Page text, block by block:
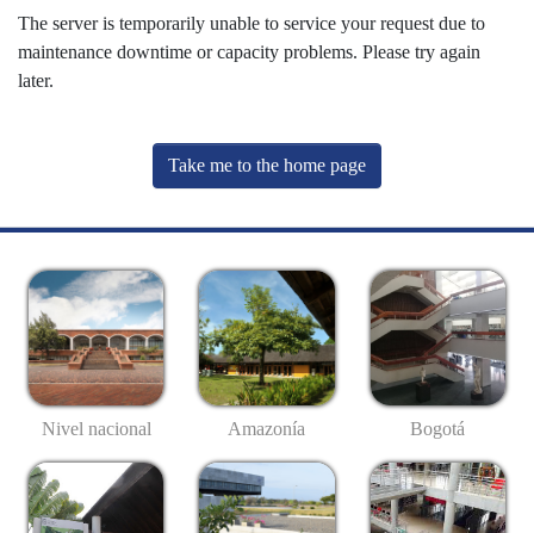
The server is temporarily unable to service your request due to
maintenance downtime or capacity problems. Please try again
later.
Take me to the home page
Nivel nacional Amazonía Bogotá